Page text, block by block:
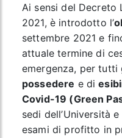
Ai sensi del Decreto
2021, è introdotto l’
settembre 2021 e
attuale termine di
emergenza, per
possedere e di
Covid-19 (Green
sedi dell’Università
esami di profitto in